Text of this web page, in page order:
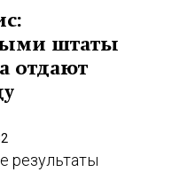
штаты
отдают
результаты